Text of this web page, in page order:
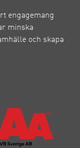
engagemang
minska
och skapa